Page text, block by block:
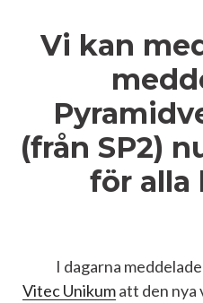
Vi kan
(från SP2)
för alla
I dagarna
Vitec Unikumatt den nya